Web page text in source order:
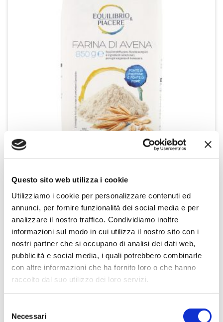
Questo sito web utilizza i cookie
Utilizziamo i cookie per personalizzare contenuti ed
annunci, per fornire funzionalità dei social media e per
analizzare il nostro traffico. Condividiamo inoltre
informazioni sul modo in cui utilizza il nostro sito con i
nostri partner che si occupano di analisi dei dati web,
pubblicità e social media, i quali potrebbero combinarle
con altre informazioni che ha fornito loro o che hanno
raccolto dal suo utilizzo dei loro servizi.
delNecessari
Farina di Avena 850 g
Equilibrio & Piacere
850g
SCOPRI IL PRODOTTO